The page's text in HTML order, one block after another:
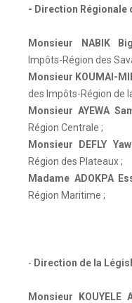
- Direction Régionale
Monsieur NABIK
Impôts-Région des
Monsieur KOUMAI-
des Impôts-Région de
Monsieur AYEWA
Région Centrale ;
Monsieur DEFLY
Région des Plateaux ;
Madame ADOKPA
Région Maritime ;
- Direction de la
Monsieur KOUYELE